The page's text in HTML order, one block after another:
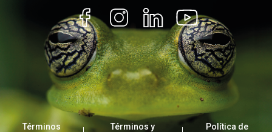
Términos
Términos y
Política de